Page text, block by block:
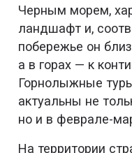
Черным морем,
ландшафт и,
побережье он
а в горах — к
Горнолыжные
актуальны не
но и в феврале-
На территории